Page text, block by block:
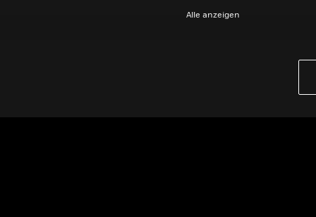
Alle anzeigen